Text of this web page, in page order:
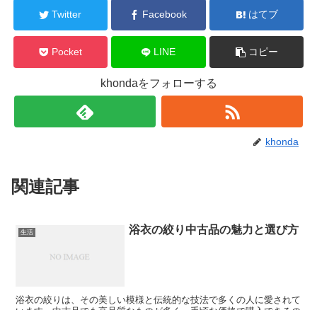
Twitter Facebook はてブ
Pocket LINE コピー
khondaをフォローする
khonda
関連記事
生活 浴衣の絞り中古品の魅力と選び方
浴衣の絞りは、その美しい模様と伝統的な技法で多くの人に愛されて